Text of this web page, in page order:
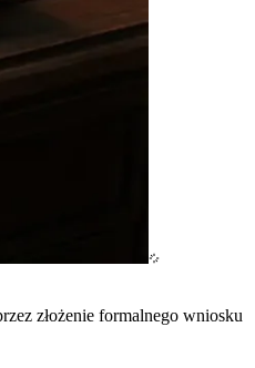
złożenie formalnego wniosku